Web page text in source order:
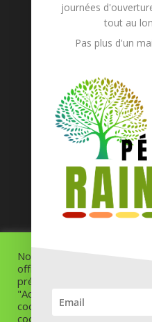
PEPINIERE RAINBOW
CIAP-Serer Marie-laure
12 RUE GALERNE
85450-Puyravault
07.60.52.46.67
Politique des cookies
Politique de confidentialité
CGV
Nous utilisons des cookies
offrir l'expérience la plus
préférences et vos visites
"Accepter tout", vous
cookies. Cependant, vous
cookies" pour fournir un
journées
tout au
Pas plus d'un